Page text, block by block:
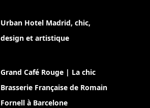
Urban Hotel Madrid, chic,
design et artistique
Grand Café Rouge | La chic
Brasserie Française de Romain
Fornell à Barcelone